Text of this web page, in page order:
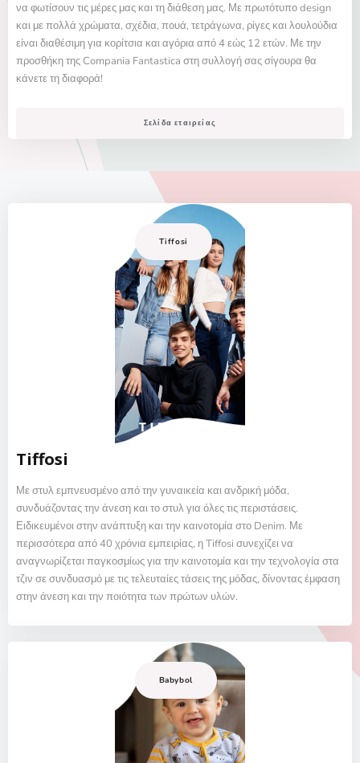
να φωτίσουν τις μέρες μας και τη διάθεση μας. Με πρωτότυπο design
και με πολλά χρώματα, σχέδια, πουά, τετράγωνα, ρίγες και λουλούδια
είναι διαθέσιμη για κορίτσια και αγόρια από 4 εώς 12 ετών. Με την
προσθήκη της Compania Fantastica στη συλλογή σας σίγουρα θα
κάνετε τη διαφορά!
Σελίδα εταιρείας
Tiffosi
Tiffosi
Με στυλ εμπνευσμένο από την γυναικεία και ανδρική μόδα,
συνδυάζοντας την άνεση και το στυλ για όλες τις περιστάσεις.
Ειδικευμένοι στην ανάπτυξη και την καινοτομία στο Denim. Με
περισσότερα από 40 χρόνια εμπειρίας, η Tiffosi συνεχίζει να
αναγνωρίζεται παγκοσμίως για την καινοτομία και την τεχνολογία στα
τζιν σε συνδυασμό με τις τελευταίες τάσεις της μόδας, δίνοντας έμφαση
στην άνεση και την ποιότητα των πρώτων υλών.
Babybol